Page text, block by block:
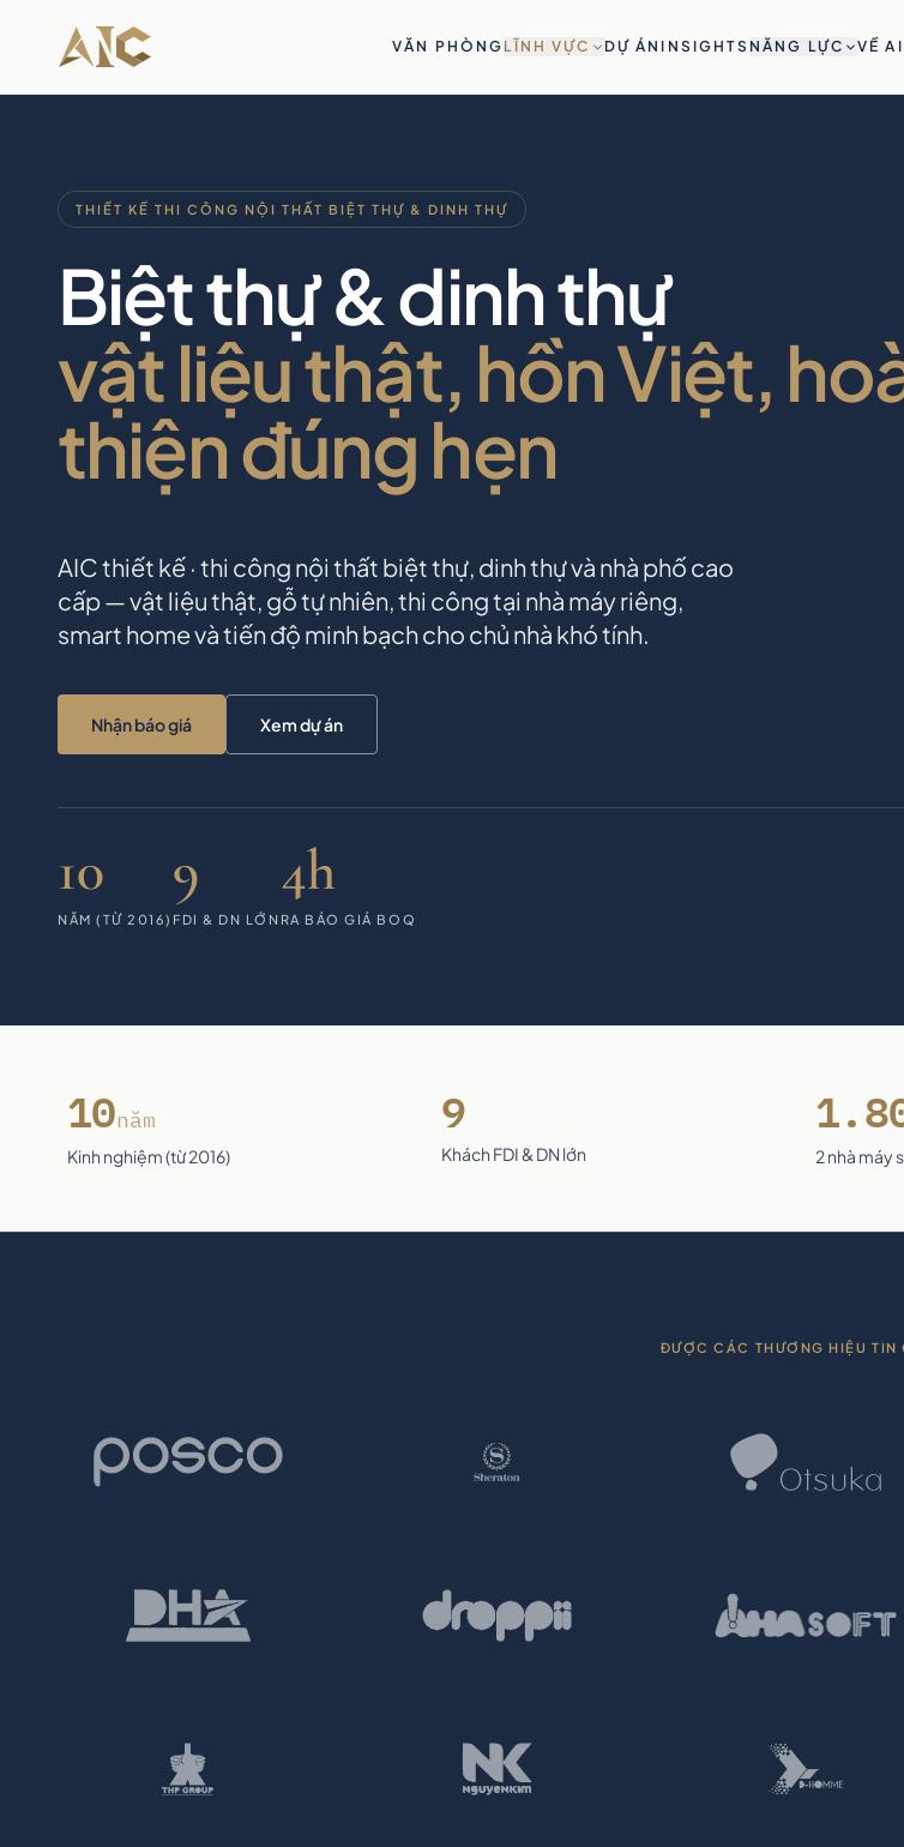
Bỏ qua tới nội dung
VĂN PHÒNG LĨNH VỰC DỰ ÁN INSIGHTS NĂNG LỰC VỀ
THIẾT KẾ THI CÔNG NỘI THẤT BIỆT THỰ & DINH THỰ
Biệt thự & dinh thự
vật liệu thật, hồn Việt,
thiện đúng hẹn
AIC thiết kế · thi công nội thất biệt thự, dinh thự và nhà phố cao
cấp — vật liệu thật, gỗ tự nhiên, thi công tại nhà máy riêng,
smart home và tiến độ minh bạch cho chủ nhà khó tính.
Nhận báo giá Xem dự án
10
NĂM (TỪ 2016)
9
FDI & DN LỚN
4h
RA BÁO GIÁ BOQ
10năm
Kinh nghiệm (từ 2016)
9
Khách FDI & DN lớn 2 nhà máy
ĐƯỢC CÁC THƯƠNG HIỆU TIN